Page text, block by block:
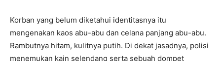
Korban yang belum diketahui identitasnya itu
mengenakan kaos abu-abu dan celana panjang abu-abu.
Rambutnya hitam, kulitnya putih. Di dekat jasadnya, polisi
menemukan kain selendang serta sebuah dompet